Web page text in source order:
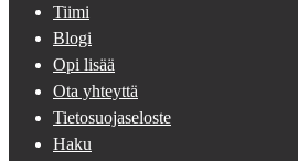
Tiimi
Blogi
Opi lisää
Ota yhteyttä
Tietosuojaseloste
Haku